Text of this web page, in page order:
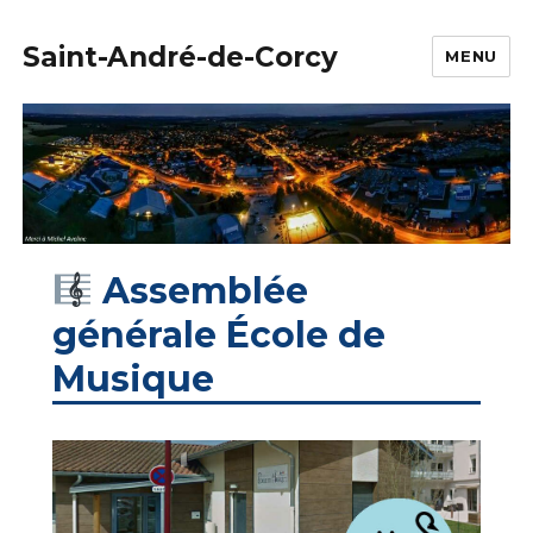
Saint-André-de-Corcy MENU
Assemblée
générale École de
Musique